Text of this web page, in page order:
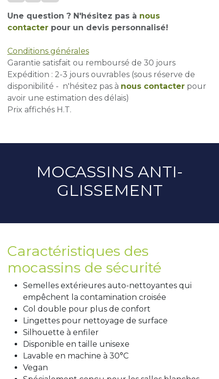
Une question ? N'hésitez pas à nous
contacter pour un devis personnalisé!
Conditions générales
Garantie satisfait ou remboursé de 30 jours
Expédition : 2-3 jours ouvrables (sous réserve de
disponibilité - n'hésitez pas à nous contacter pour
avoir une estimation des délais)
Prix affichés H.T.
MOCASSINS ANTI-
GLISSEMENT
Caractéristiques des
mocassins de sécurité
Semelles extérieures auto-nettoyantes qui
empêchent la contamination croisée
Col double pour plus de confort
Lingettes pour nettoyage de surface
Silhouette à enfiler
Disponible en taille unisexe
Lavable en machine à 30°C
Vegan